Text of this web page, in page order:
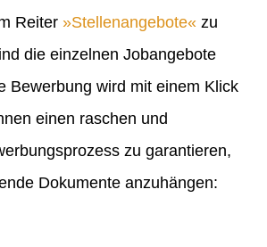
Reiter
Stellenangebote
zu
die einzelnen Jobangebote
Bewerbung wird mit einem Klick
einen raschen und
zu garantieren,
Dokumente anzuhängen: